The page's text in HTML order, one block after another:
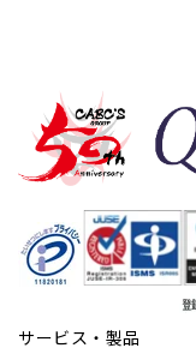
サービス・製品